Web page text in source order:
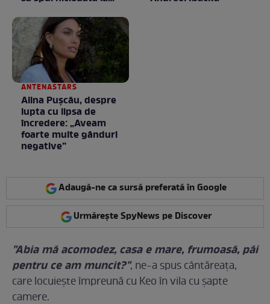
ANTENASTARS
Alina Pușcău, despre
lupta cu lipsa de
încredere: „Aveam
foarte multe gânduri
negative”
Adaugă-ne ca sursă preferată în Google
Urmărește SpyNews pe Discover
"Abia mă acomodez, casa e mare, frumoasă, păi
pentru ce am muncit?", ne-a spus cântăreaţa,
care locuieşte împreună cu Keo în vila cu şapte
camere.